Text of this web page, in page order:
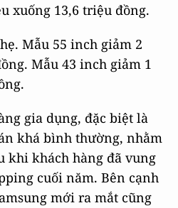
xuống 13,6 triệu đồng.
Mẫu 55 inch giảm 2
Mẫu 43 inch giảm 1
gia dụng, đặc biệt là
khá bình thường, nhằm
khi khách hàng đã vung
cuối năm. Bên cạnh
mới ra mắt cũng